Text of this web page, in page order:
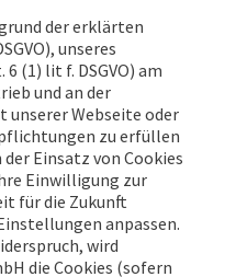
der erklärten
unseres
(1) lit f. DSGVO) am
und an der
Webseite oder
zu erfüllen
der Einsatz von Cookies
Einwilligung zur
für die Zukunft
anpassen.
wird
die Cookies (sofern